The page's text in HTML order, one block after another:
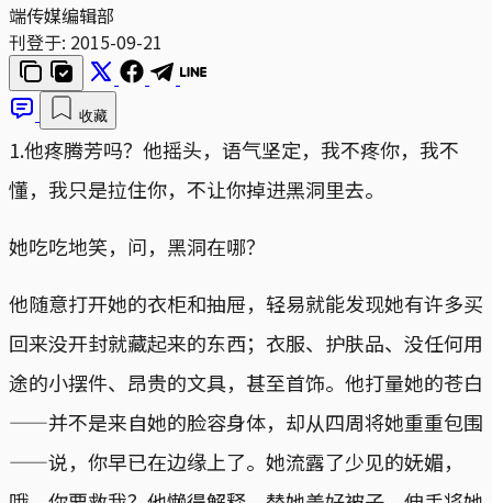
端传媒编辑部
刊登于: 2015-09-21
收藏
1.他疼腾芳吗？他摇头，语气坚定，我不疼你，我不
懂，我只是拉住你，不让你掉进黑洞里去。
她吃吃地笑，问，黑洞在哪？
他随意打开她的衣柜和抽屉，轻易就能发现她有许多买
回来没开封就藏起来的东西；衣服、护肤品、没任何用
途的小摆件、昂贵的文具，甚至首饰。他打量她的苍白
——并不是来自她的脸容身体，却从四周将她重重包围
——说，你早已在边缘上了。她流露了少见的妩媚，